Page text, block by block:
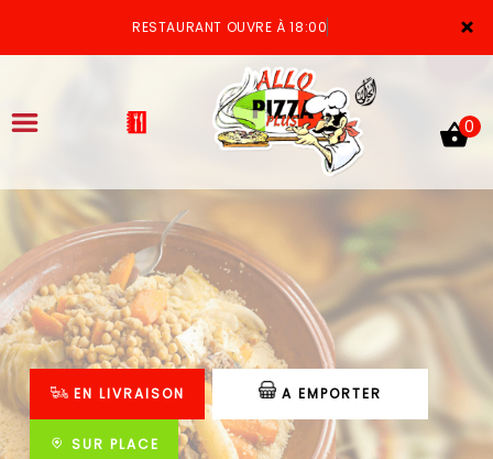
×
RESTAURANT OUVRE À 18:00
ACCUEIL
LA CARTE
VOTRE COMPTE
NOTRE RESTAURANT
VOS AVIS
0
EN LIVRAISON A EMPORTER
SUR PLACE